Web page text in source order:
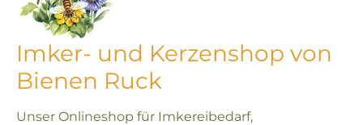
Imker- und Kerzenshop von
Bienen Ruck
Unser Onlineshop für Imkereibedarf,